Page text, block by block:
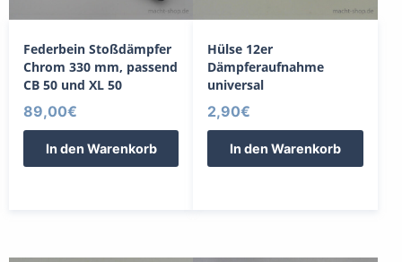
Federbein Stoßdämpfer
Chrom 330 mm, passend
CB 50 und XL 50
89,00€
In den Warenkorb
Hülse 12er
Dämpferaufnahme
universal
2,90€
In den Warenkorb